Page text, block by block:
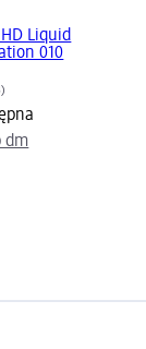
HD Liquid
010
dm